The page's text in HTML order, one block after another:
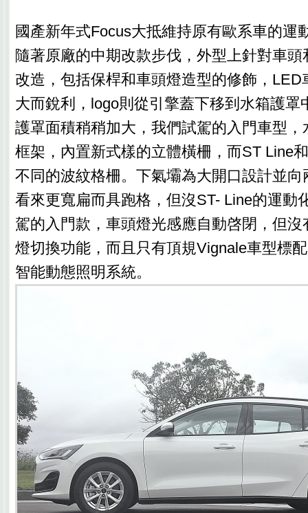
國產新年式Focus大抵維持原有歐系車的運
隨著原廠的中期改款步伐，外型上針對車
改造，包括保桿和車頭燈造型的修飾，LED
大而銳利，logo則從引擎蓋下移到水箱護罩
護罩面積稍稍加大，我們試駕的入門車型
框架，內置新式樣的立體橫柵，而ST Line
不同的波紋格柵。下氣壩為大開口設計並
看來更寬扁而具跑格，但沒ST- Line的運動
駕的入門款，車頭燈光感應自動啓閉，但
燈切換功能，而且只有頂規Vignale車型標
智能動態照明系統。